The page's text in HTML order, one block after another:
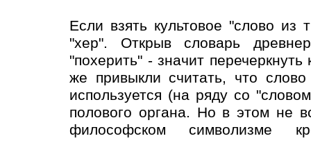
Если взять культовое "слово из
"хер". Открыв словарь
"похерить" - значит
же привыкли считать, что
используется (на ряду со
полового органа. Но в этом не
философском символизме